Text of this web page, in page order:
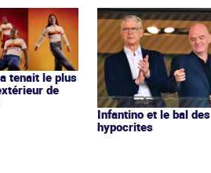
tenait le plus
de
Infantino et le bal des
hypocrites